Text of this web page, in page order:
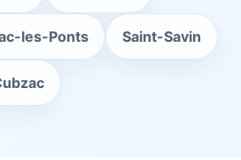
les-Ponts Saint-Savin